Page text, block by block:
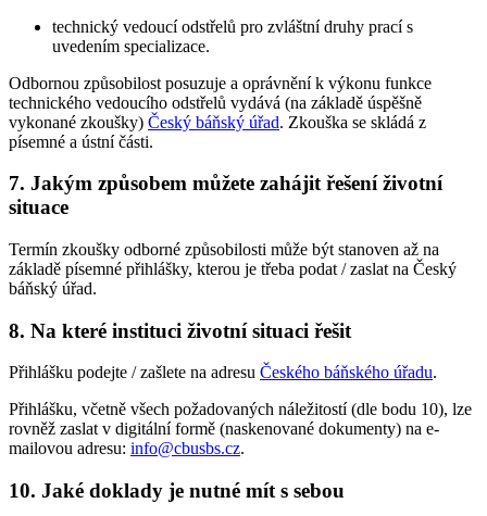
technický vedoucí odstřelů pro zvláštní druhy prací s
uvedením specializace.
Odbornou způsobilost posuzuje a oprávnění k výkonu funkce
technického vedoucího odstřelů vydává (na základě úspěšně
vykonané zkoušky) Český báňský úřad. Zkouška se skládá z
písemné a ústní části.
7. Jakým způsobem můžete zahájit řešení životní
situace
Termín zkoušky odborné způsobilosti může být stanoven až na
základě písemné přihlášky, kterou je třeba podat / zaslat na Český
báňský úřad.
8. Na které instituci životní situaci řešit
Přihlášku podejte / zašlete na adresu Českého báňského úřadu.
Přihlášku, včetně všech požadovaných náležitostí (dle bodu 10), lze
rovněž zaslat v digitální formě (naskenované dokumenty) na e-
mailovou adresu: info@cbusbs.cz.
10. Jaké doklady je nutné mít s sebou